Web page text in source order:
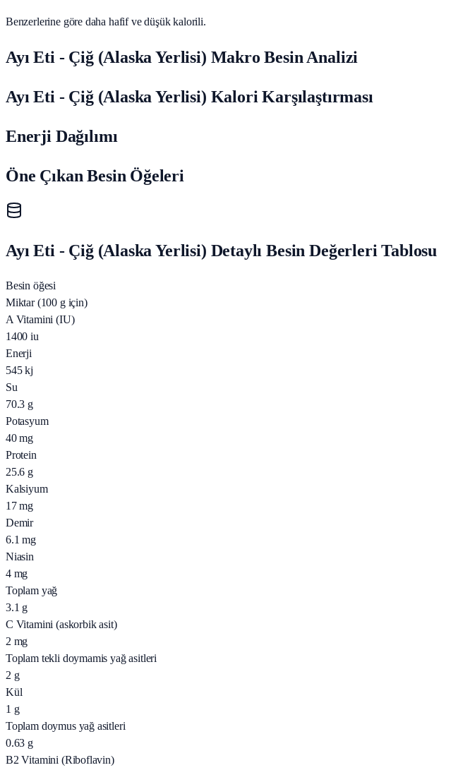
Benzerlerine göre daha hafif ve düşük kalorili.
Ayı Eti - Çiğ (Alaska Yerlisi) Makro Besin Analizi
Ayı Eti - Çiğ (Alaska Yerlisi) Kalori Karşılaştırması
Enerji Dağılımı
Öne Çıkan Besin Öğeleri
Ayı Eti - Çiğ (Alaska Yerlisi) Detaylı Besin Değerleri Tablosu
Besin öğesi
Miktar (100 g için)
A Vitamini (IU)
1400 iu
Enerji
545 kj
Su
70.3 g
Potasyum
40 mg
Protein
25.6 g
Kalsiyum
17 mg
Demir
6.1 mg
Niasin
4 mg
Toplam yağ
3.1 g
C Vitamini (askorbik asit)
2 mg
Toplam tekli doymamis yağ asitleri
2 g
Kül
1 g
Toplam doymus yağ asitleri
0.63 g
B2 Vitamini (Riboflavin)